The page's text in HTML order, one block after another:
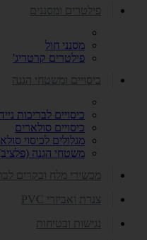
פילטרים ומסננים
מסנני חול
פילטרים קרטריג'
כיסויים ומשטחי הגנה
כיסויים לבריכות
כיסויים סולארים
מגלולים לכיסוי
משטחי הגנה
מכשירי מלח ובקרים
צנרת ואביזרי PVC
נגישות ובטיחות